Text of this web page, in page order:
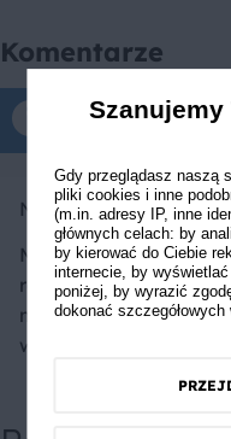
Komentarze
Komentarze tylko dla
Nastassia Mamaieva
Mamma mia!
radą jest nie mielić
mnie najlepiej jest jak
w kawałkach!
Gdy przeglądasz naszą
pliki cookies i inne
(m.in. adresy IP, inne
głównych celach: by
by kierować do Ciebie
internecie, by
poniżej, by wyrazić
dokonać